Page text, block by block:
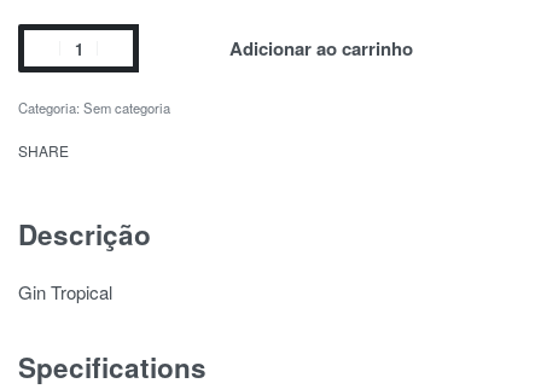
Adicionar ao carrinho
Categoria: Sem categoria
SHARE
Descrição
Gin Tropical
Specifications